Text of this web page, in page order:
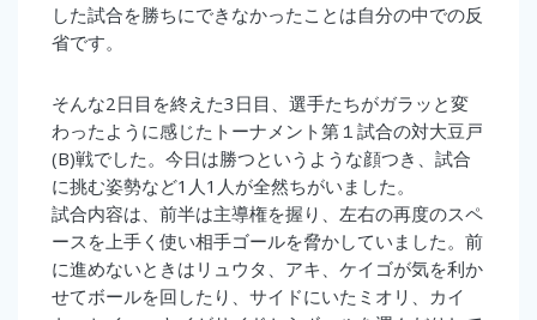
した試合を勝ちにできなかったことは自分の中での反
省です。
そんな2日目を終えた3日目、選手たちがガラッと変
わったように感じたトーナメント第１試合の対大豆戸
(B)戦でした。今日は勝つというような顔つき、試合
に挑む姿勢など1人1人が全然ちがいました。
試合内容は、前半は主導権を握り、左右の再度のスペ
ースを上手く使い相手ゴールを脅かしていました。前
に進めないときはリュウタ、アキ、ケイゴが気を利か
せてボールを回したり、サイドにいたミオリ、カイ